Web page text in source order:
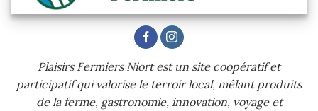
Plaisirs Fermiers Niort est un site coopératif et
participatif qui valorise le terroir local, mêlant produits
de la ferme, gastronomie, innovation, voyage et